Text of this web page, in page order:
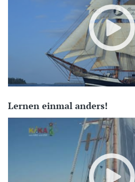
Lernen einmal anders!